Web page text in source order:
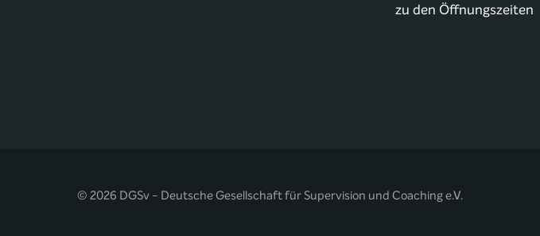
zu den Öffnungszeiten
© 2026 DGSv - Deutsche Gesellschaft für Supervision und Coaching e.V.